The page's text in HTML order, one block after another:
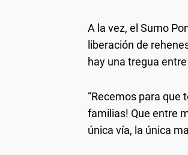
A la vez, el Sumo
liberación de
hay una tregua
“Recemos para que
familias! Que entre
única vía, la única